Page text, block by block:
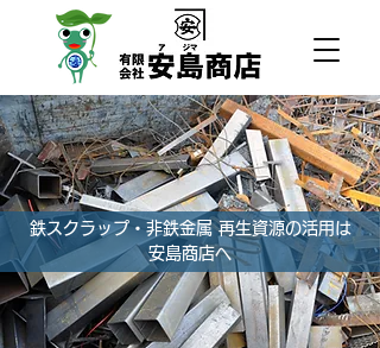
鉄スクラップ・非鉄金属 再生資源の活用は
安島商店へ